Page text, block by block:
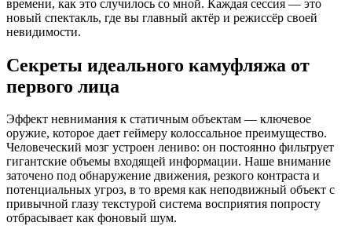
времени, как это случилось со мной. Каждая сессия — это
новый спектакль, где вы главный актёр и режиссёр своей
невидимости.
Секреты идеального камуфляжа от
первого лица
Эффект невнимания к статичным объектам — ключевое
оружие, которое дает геймеру колоссальное преимущество.
Человеческий мозг устроен лениво: он постоянно фильтрует
гигантские объемы входящей информации. Наше внимание
заточено под обнаружение движения, резкого контраста и
потенциальных угроз, в то время как неподвижный объект с
привычной глазу текстурой система восприятия попросту
отбрасывает как фоновый шум.